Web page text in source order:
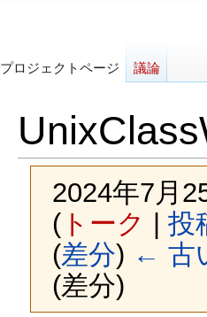
2024年7月
( トーク |投
(差分) ← 古
(差分)
プロジェクトページ 議論